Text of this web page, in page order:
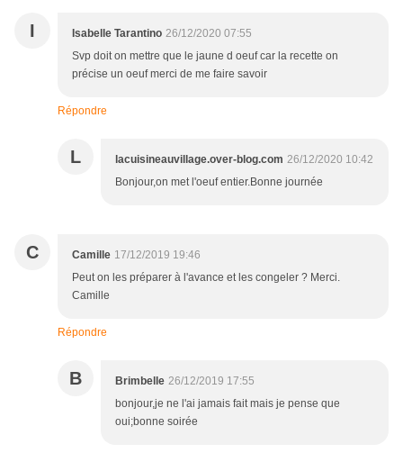
I Isabelle Tarantino 26/12/2020 07:55
Svp doit on mettre que le jaune d oeuf car la recette on
précise un oeuf merci de me faire savoir
Répondre
L lacuisineauvillage.over-blog.com 26/12/2020 10:42
Bonjour,on met l'oeuf entier.Bonne journée
C Camille 17/12/2019 19:46
Peut on les préparer à l'avance et les congeler ? Merci.
Camille
Répondre
B Brimbelle 26/12/2019 17:55
bonjour,je ne l'ai jamais fait mais je pense que
oui;bonne soirée